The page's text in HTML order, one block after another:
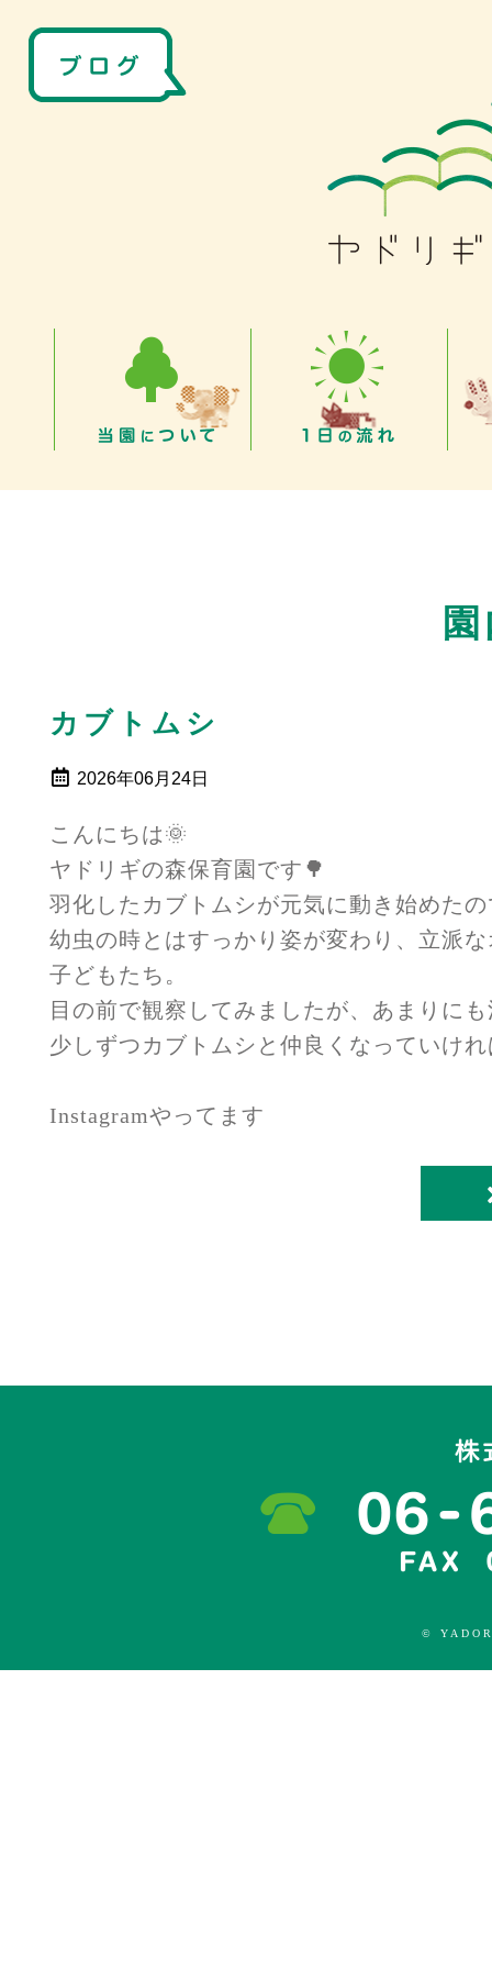
カブトムシ
2026年06月24日
こんにちは🌞
ヤドリギの森保育園です🌳
羽化したカブトムシが元気に動き始めた
幼虫の時とはすっかり姿が変わり、立派
子どもたち。
目の前で観察してみましたが、あまりに
少しずつカブトムシと仲良くなっていけ
Instagramやってます
©